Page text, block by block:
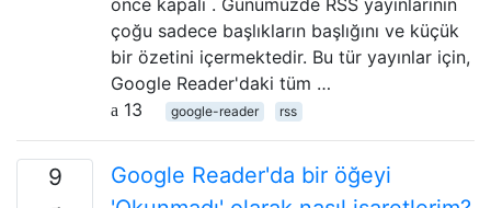
önce kapalı . Günümüzde RSS yayınlarının
çoğu sadece başlıkların başlığını ve küçük
bir özetini içermektedir. Bu tür yayınlar için,
Google Reader'daki tüm …
13
google-reader rss
9
Google Reader'da bir öğeyi